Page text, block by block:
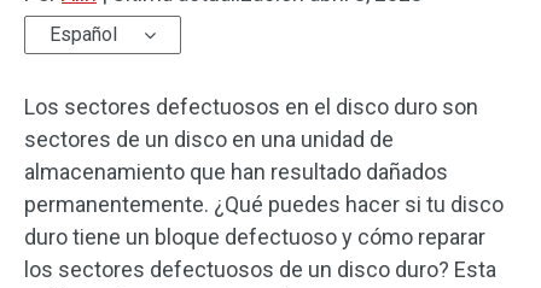
Español
Los sectores defectuosos en el disco duro son
sectores de un disco en una unidad de
almacenamiento que han resultado dañados
permanentemente. ¿Qué puedes hacer si tu disco
duro tiene un bloque defectuoso y cómo reparar
los sectores defectuosos de un disco duro? Esta